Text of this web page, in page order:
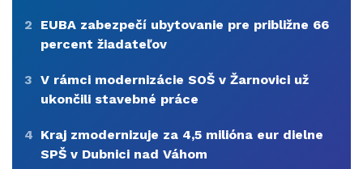
2
EUBA zabezpečí ubytovanie pre približne 66
percent žiadateľov
3 V rámci modernizácie SOŠ v Žarnovici už
ukončili stavebné práce
4 Kraj zmodernizuje za 4,5 milióna eur dielne
SPŠ v Dubnici nad Váhom